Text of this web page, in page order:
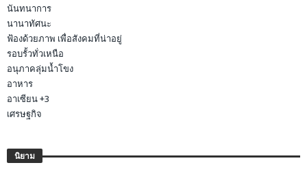
นันทนาการ
นานาทัศนะ
ฟ้องด้วยภาพ เพื่อสังคมที่น่าอยู่
รอบรั้วทั่วเหนือ
อนุภาคลุ่มน้ำโขง
อาหาร
อาเซียน +3
เศรษฐกิจ
นิยาม